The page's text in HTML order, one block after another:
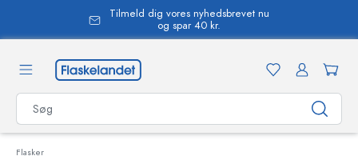
Tilmeld dig vores nyhedsbrevet nu
og spar 40 kr.
Flasker